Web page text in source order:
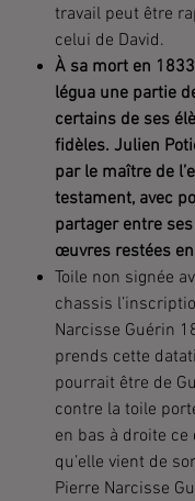
travail peut être
celui de David.
À sa mort en
légua une partie
certains de ses
fidèles. Julien
par le maître de
testament, avec
partager entre
œuvres restées
Toile non signée
chassis
Narcisse Guérin
prends cette
pourrait être de
contre la toile
en bas à droite ce
qu’elle vient de
Pierre Narcisse